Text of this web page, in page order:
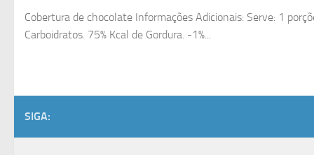
Cobertura de chocolate Informações Adicionais: Serve: 1
Carboidratos. 75% Kcal de Gordura. -1%...
SIGA: